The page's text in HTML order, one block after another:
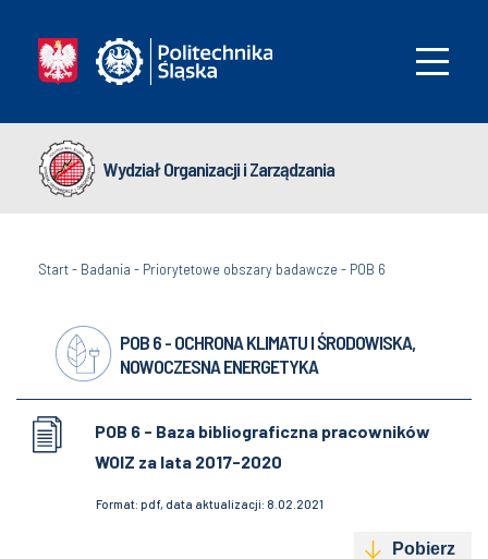
Wydział Organizacji i Zarządzania
Start- Badania - Priorytetowe obszary badawcze - POB 6
POB 6 - OCHRONA KLIMATU I ŚRODOWISKA,
NOWOCZESNA ENERGETYKA
POB 6 - Baza bibliograficzna pracowników
WOIZ za lata 2017-2020
Format: pdf, data aktualizacji: 8.02.2021
Pobierz